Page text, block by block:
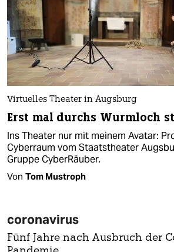
Virtuelles Theater in Augsburg
Erst mal durchs Wurmloch
Ins Theater nur mit meinem Avatar:
Cyberraum vom Staatstheater
Gruppe CyberRäuber.
Von Tom Mustroph
coronavirus
Fünf Jahre nach Ausbruch der